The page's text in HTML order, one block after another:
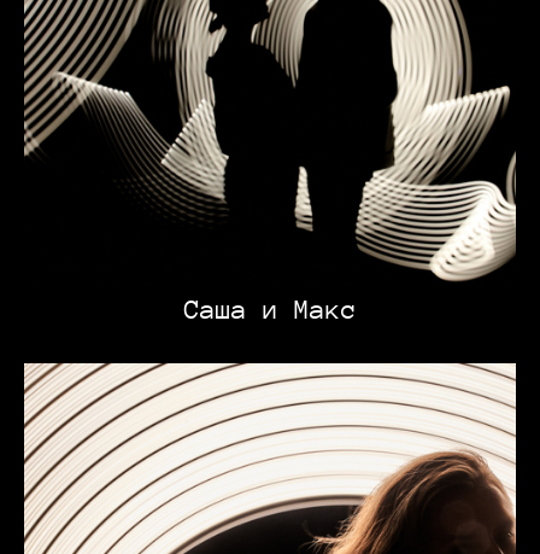
Саша и Макс